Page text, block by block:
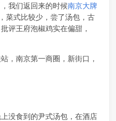
我们返回来的时候南京大牌
菜式比较少，尝了汤包，古
评王府泡椒鸡实在偏甜，
，南京第一商圈，新街口，
没食到的尹式汤包，在酒店